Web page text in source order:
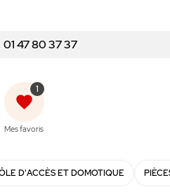
01 47 80 37 37
favorite
1
Mes favoris
D'ACCÈS ET DOMOTIQUE